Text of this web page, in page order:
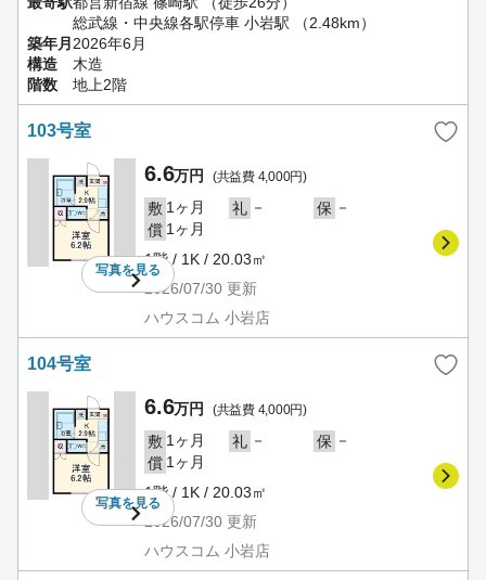
総武線・中央線各駅停車 小岩駅 （2.48km）
築年月 2026年6月
構造
木造
階数
地上2階
103号室
写真を見る
6.6万円 (共益費 4,000円)
敷 1ヶ月 礼 － 保 －
償 1ヶ月
1階 / 1K / 20.03㎡
2026/07/30 更新
ハウスコム 小岩店
104号室
写真を見る
6.6万円 (共益費 4,000円)
敷 1ヶ月 礼 － 保 －
償 1ヶ月
1階 / 1K / 20.03㎡
2026/07/30 更新
ハウスコム 小岩店